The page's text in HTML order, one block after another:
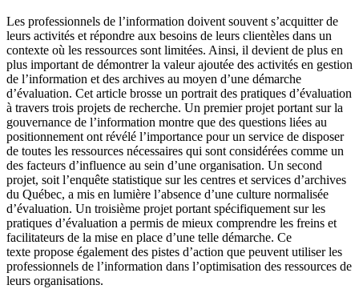
Les professionnels de l’information doivent souvent s’acquitter de
leurs activités et répondre aux besoins de leurs clientèles dans un
contexte où les ressources sont limitées. Ainsi, il devient de plus en
plus important de démontrer la valeur ajoutée des activités en gestion
de l’information et des archives au moyen d’une démarche
d’évaluation. Cet article brosse un portrait des pratiques d’évaluation
à travers trois projets de recherche. Un premier projet portant sur la
gouvernance de l’information montre que des questions liées au
positionnement ont révélé l’importance pour un service de disposer
de toutes les ressources nécessaires qui sont considérées comme un
des facteurs d’influence au sein d’une organisation. Un second
projet, soit l’enquête statistique sur les centres et services d’archives
du Québec, a mis en lumière l’absence d’une culture normalisée
d’évaluation. Un troisième projet portant spécifiquement sur les
pratiques d’évaluation a permis de mieux comprendre les freins et
facilitateurs de la mise en place d’une telle démarche. Ce
texte propose également des pistes d’action que peuvent utiliser les
professionnels de l’information dans l’optimisation des ressources de
leurs organisations.